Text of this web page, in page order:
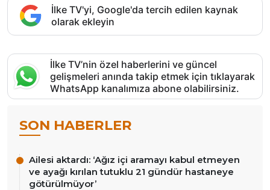
İlke TV'yi, Google'da tercih edilen kaynak
olarak ekleyin
İlke TV’nin özel haberlerini ve güncel
gelişmeleri anında takip etmek için tıklayarak
WhatsApp kanalımıza abone olabilirsiniz.
SON HABERLER
Ailesi aktardı: ‘Ağız içi aramayı kabul etmeyen
ve ayağı kırılan tutuklu 21 gündür hastaneye
götürülmüyor’